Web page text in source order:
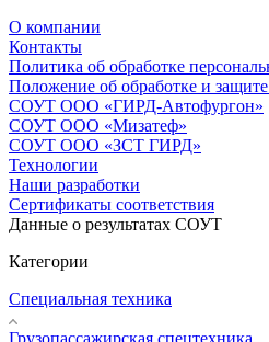
О компании
Контакты
Политика об обработке
Положение об обработке и
СОУТ ООО «ГИРД-Автофургон»
СОУТ ООО «Мизатеф»
СОУТ ООО «ЗСТ ГИРД»
Технологии
Наши разработки
Сертификаты соответствия
Данные о результатах СОУТ
Категории
Специальная техника
Грузопассажирская спецтехника